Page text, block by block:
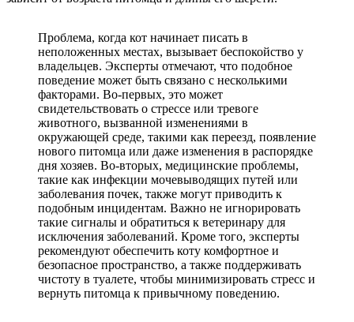
Проблема, когда кот начинает писать в
неположенных местах, вызывает беспокойство у
владельцев. Эксперты отмечают, что подобное
поведение может быть связано с несколькими
факторами. Во-первых, это может
свидетельствовать о стрессе или тревоге
животного, вызванной изменениями в
окружающей среде, такими как переезд, появление
нового питомца или даже изменения в распорядке
дня хозяев. Во-вторых, медицинские проблемы,
такие как инфекции мочевыводящих путей или
заболевания почек, также могут приводить к
подобным инцидентам. Важно не игнорировать
такие сигналы и обратиться к ветеринару для
исключения заболеваний. Кроме того, эксперты
рекомендуют обеспечить коту комфортное и
безопасное пространство, а также поддерживать
чистоту в туалете, чтобы минимизировать стресс и
вернуть питомца к привычному поведению.